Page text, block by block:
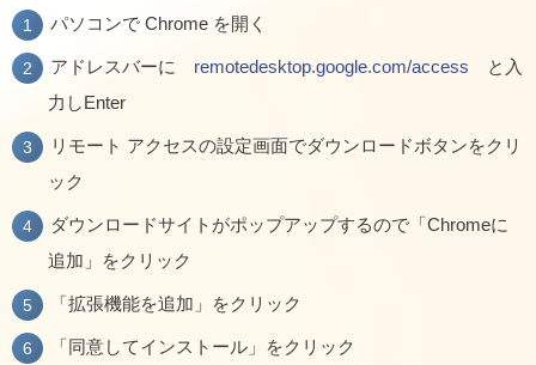
パソコンで Chrome を開く
アドレスバーに remotedesktop.google.com/access と入
力しEnter
リモート アクセスの設定画面でダウンロードボタンをクリ
ック
ダウンロードサイトがポップアップするので「Chromeに
追加」をクリック
「拡張機能を追加」をクリック
「同意してインストール」をクリック